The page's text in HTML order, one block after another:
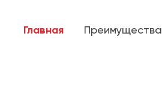
Главная Преимущества